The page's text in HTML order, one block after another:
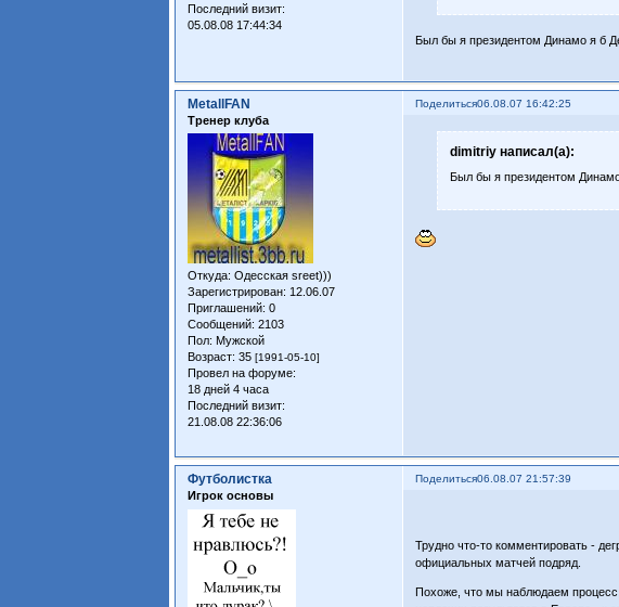
Последний визит:
05.08.08 17:44:34
Был бы я президентом Динамо я б
Поделиться06.08.07 16:42:25
MetallFAN
Тренер клуба
Откуда: Одесская sreet)))
Зарегистрирован: 12.06.07
Приглашений: 0
Сообщений: 2103
Пол: Мужской
Возраст: 35[1991-05-10]
Провел на форуме:
18 дней 4 часа
Последний визит:
21.08.08 22:36:06
dimitriy написал(а):
Был бы я президентом
Поделиться06.08.07 21:57:39
Футболистка
Игрок основы
Трудно что-то комментировать -
официальных матчей подряд.
Похоже, что мы наблюдаем